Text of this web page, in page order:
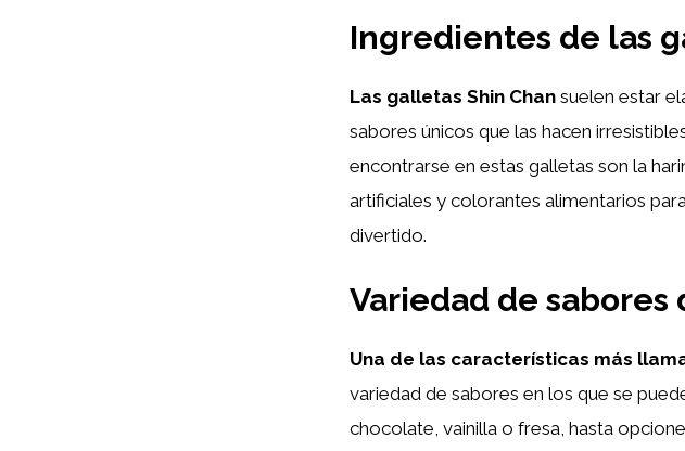
Ingredientes de las
Las galletas Shin Chan suelen estar
sabores únicos que las hacen
encontrarse en estas galletas son la
artificiales y colorantes alimentarios
divertido.
Variedad de sabores
Una de las características más
variedad de sabores en los que se
chocolate, vainilla o fresa, hasta